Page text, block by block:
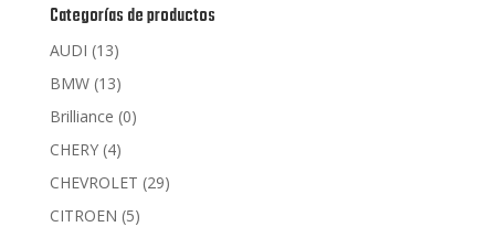
Categorías de productos
AUDI (13)
BMW (13)
Brilliance (0)
CHERY (4)
CHEVROLET (29)
CITROEN (5)